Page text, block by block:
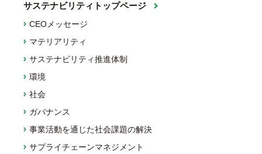
サステナビリティトップページ
CEOメッセージ
マテリアリティ
サステナビリティ推進体制
環境
社会
ガバナンス
事業活動を通じた社会課題の解決
サプライチェーンマネジメント